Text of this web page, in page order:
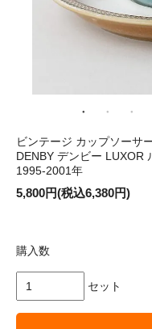
ビンテージ カップソーサ
DENBY デンビー LUXOR
1995-2001年
5,800円(税込6,380円)
購入数
セット